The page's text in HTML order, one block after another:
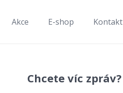
Akce E-shop Kontakt
Chcete víc zpráv?